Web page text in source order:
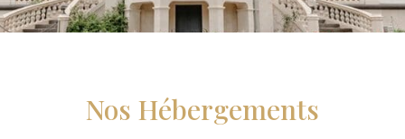
Nos Hébergements